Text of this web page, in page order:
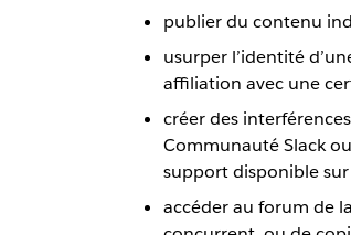
publier du contenu
usurper l’identité
affiliation avec une
créer des
Communauté Slack
support disponible
accéder au forum de